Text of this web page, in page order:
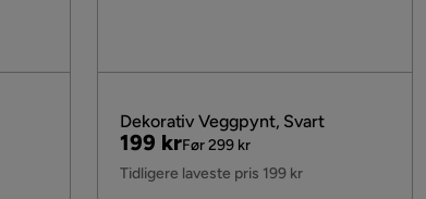
Dekorativ Veggpynt, Svart
Pris
199 kr
Original
Pris
Før 299 kr
Tidligere laveste pris 199 kr